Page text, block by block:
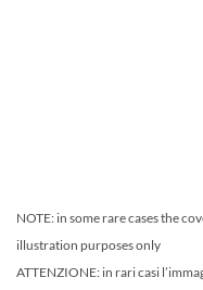
NOTE: in some rare cases the
illustration purposes only
ATTENZIONE: in rari casi